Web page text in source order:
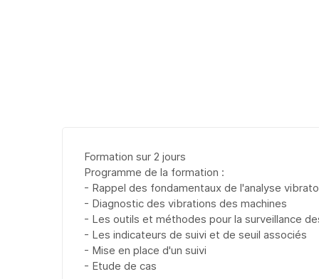
Formation sur 2 jours
Programme de la formation :
- Rappel des fondamentaux de l'analyse
- Diagnostic des vibrations des machines
- Les outils et méthodes pour la surveillance
- Les indicateurs de suivi et de seuil associés
- Mise en place d'un suivi
- Etude de cas